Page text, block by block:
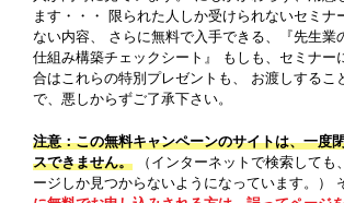
ます・・・
限られた人しか受けられないセミナ
ない内容、
さらに無料で入手できる、『先生業
仕組み構築チェックシート』
もしも、セミナー
合はこれらの特別プレゼントも、
お渡しするこ
で、悪しからずご了承下さい。
注意：この無料キャンペーンのサイトは、一度
スできません。（インターネットで検索しても
ージしか見つからないようになっています。）